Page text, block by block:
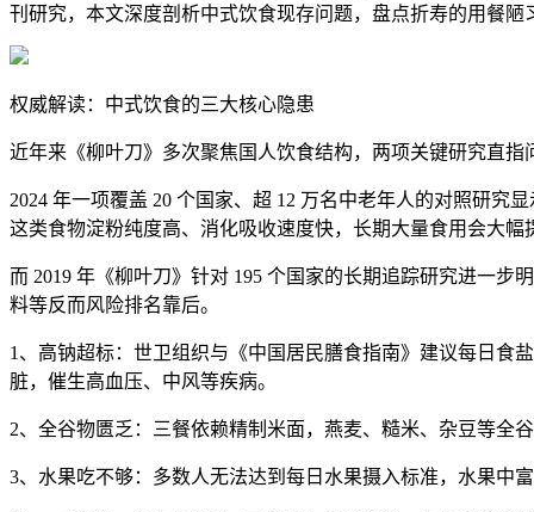
刊研究，本文深度剖析中式饮食现存问题，盘点折寿的用餐
权威解读：中式饮食的三大核心隐患
近年来《柳叶刀》多次聚焦国人饮食结构，两项关键研究直
2024 年一项覆盖 20 个国家、超 12 万名中老年人的对照研究
这类食物淀粉纯度高、消化吸收速度快，长期大量食用会大幅
而 2019 年《柳叶刀》针对 195 个国家的长期追踪研究进一
料等反而风险排名靠后。
1、高钠超标：世卫组织与《中国居民膳食指南》建议每日食
脏，催生高血压、中风等疾病。
2、全谷物匮乏：三餐依赖精制米面，燕麦、糙米、杂豆等全
3、水果吃不够：多数人无法达到每日水果摄入标准，水果中